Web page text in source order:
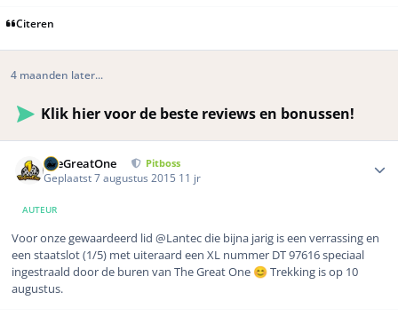
Citeren
4 maanden later...
Klik hier voor de beste reviews en bonussen!
TheGreatOne Pitboss
Geplaatst7 augustus 2015 11 jr
AUTEUR
Voor onze gewaardeerd lid @Lantec die bijna jarig is een verrassing en
een staatslot (1/5) met uiteraard een XL nummer DT 97616 speciaal
ingestraald door de buren van The Great One 😊 Trekking is op 10
augustus.